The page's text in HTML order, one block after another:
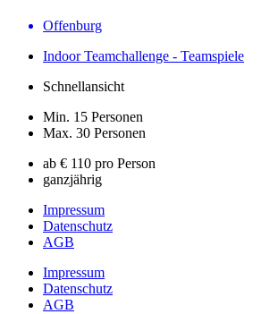
Offenburg
Indoor Teamchallenge - Teamspiele
Schnellansicht
Min. 15 Personen
Max. 30 Personen
ab € 110 pro Person
ganzjährig
Impressum
Datenschutz
AGB
Impressum
Datenschutz
AGB